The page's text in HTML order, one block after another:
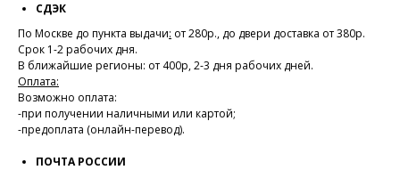
СДЭК
По Москве до пункта выдачи: от 280р., до двери доставка от 380р.
Срок 1-2 рабочих дня.
В ближайшие регионы: от 400р, 2-3 дня рабочих дней.
Оплата:
Возможно оплата:
-при получении наличными или картой;
-предоплата (онлайн-перевод).
ПОЧТА РОССИИ